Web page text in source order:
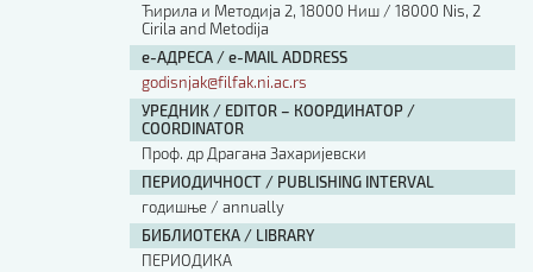
Ћирила и Методија 2, 18000 Ниш / 18000 Nis, 2
Cirila and Metodija
е-АДРЕСА / e-MAIL ADDRESS
godisnjak@filfak.ni.ac.rs
УРЕДНИК / EDITOR – КООРДИНАТОР /
COORDINATOR
Проф. др Драгана Захаријевски
ПЕРИОДИЧНОСТ / PUBLISHING INTERVAL
годишње / annually
БИБЛИОТЕКА / LIBRARY
ПЕРИОДИКА